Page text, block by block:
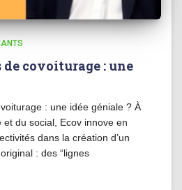
de covoiturage : une
: une idée géniale ? À
et du social, Ecov innove en
dans la création d’un
: des “lignes